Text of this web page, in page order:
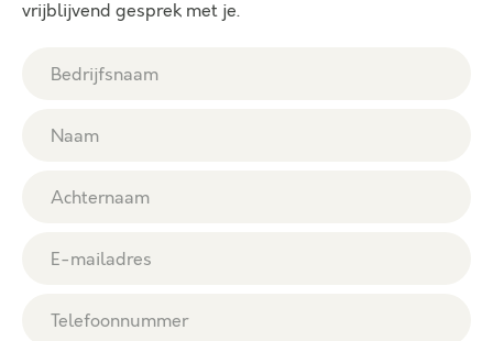
vrijblijvend gesprek met je.
Bedrijfsnaam
Naam
Achternaam
E-mailadres
Telefoonnummer